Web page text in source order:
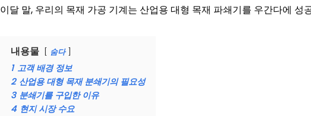
이달 말, 우리의 목재 가공 기계는 산업용 대형 목재 파쇄기를 우간다에
내용물 숨다
1 고객 배경 정보
2 산업용 대형 목재 분쇄기의 필요성
3 분쇄기를 구입한 이유
4 현지 시장 수요